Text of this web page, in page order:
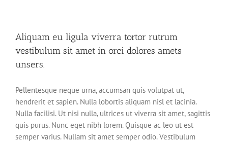
Aliquam eu ligula viverra tortor rutrum
vestibulum sit amet in orci dolores amets
unsers.
Pellentesque neque urna, accumsan quis volutpat ut,
hendrerit et sapien. Nulla lobortis aliquam nisl et lacinia.
Nulla facilisi. Ut nisi nulla, ultrices ut viverra sit amet, sagittis
quis purus. Nunc eget nibh lorem. Quisque ac leo ut est
semper varius. Nullam sit amet semper odio. Vestibulum